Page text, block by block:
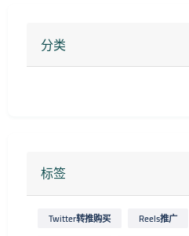
分类
标签
Twitter转推购买 Reels推广